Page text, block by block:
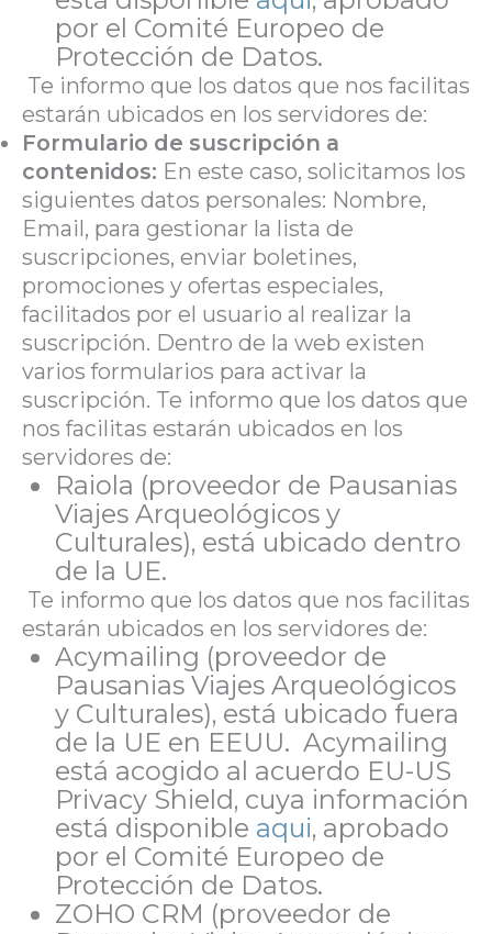
por el Comité Europeo de
Protección de Datos.
Te informo que los datos que nos facilitas
estarán ubicados en los servidores de:
Formulario de suscripción a
contenidos: En este caso, solicitamos los
siguientes datos personales: Nombre,
Email, para gestionar la lista de
suscripciones, enviar boletines,
promociones y ofertas especiales,
facilitados por el usuario al realizar la
suscripción. Dentro de la web existen
varios formularios para activar la
suscripción. Te informo que los datos que
nos facilitas estarán ubicados en los
servidores de:
Raiola (proveedor de Pausanias
Viajes Arqueológicos y
Culturales), está ubicado dentro
de la UE.
Te informo que los datos que nos facilitas
estarán ubicados en los servidores de:
Acymailing (proveedor de
Pausanias Viajes Arqueológicos
y Culturales), está ubicado fuera
de la UE en EEUU. Acymailing
está acogido al acuerdo EU-US
Privacy Shield, cuya información
está disponible aqui, aprobado
por el Comité Europeo de
Protección de Datos.
ZOHO CRM (proveedor de